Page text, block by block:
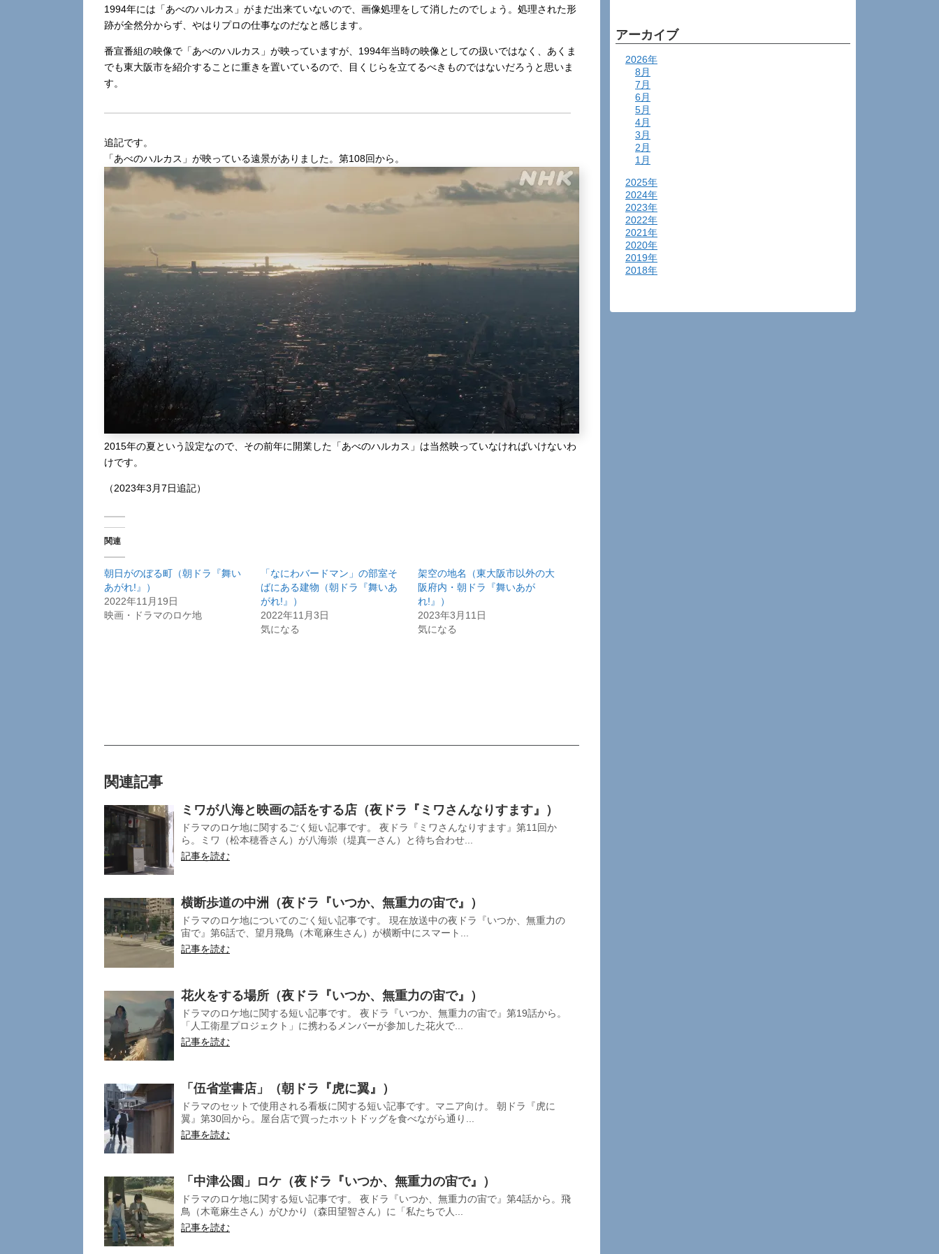
1994年には「あべのハルカス」がまだ出来ていないので、画像処理をして消したのでしょう。処理された形
跡が全然分からず、やはりプロの仕事なのだなと感じます。
番宣番組の映像で「あべのハルカス」が映っていますが、1994年当時の映像としての扱いではなく、あくま
でも東大阪市を紹介することに重きを置いているので、目くじらを立てるべきものではないだろうと思いま
す。
追記です。
「あべのハルカス」が映っている遠景がありました。第108回から。
2015年の夏という設定なので、その前年に開業した「あべのハルカス」は当然映っていなければいけないわ
けです。
（2023年3月7日追記）
関連
朝日がのぼる町（朝ドラ『舞い
あがれ!』）
2022年11月19日
映画・ドラマのロケ地
「なにわバードマン」の部室そ
ばにある建物（朝ドラ『舞いあ
がれ!』）
2022年11月3日
気になる
架空の地名（東大阪市以外の大
阪府内・朝ドラ『舞いあが
れ!』）
2023年3月11日
気になる
関連記事
ミワが八海と映画の話をする店（夜ドラ『ミワさんなりすます』）
ドラマのロケ地に関するごく短い記事です。 夜ドラ『ミワさんなりすます』第11回か
ら。ミワ（松本穂香さん）が八海崇（堤真一さん）と待ち合わせ...
記事を読む
横断歩道の中洲（夜ドラ『いつか、無重力の宙で』）
ドラマのロケ地についてのごく短い記事です。 現在放送中の夜ドラ『いつか、無重力の
宙で』第6話で、望月飛鳥（木竜麻生さん）が横断中にスマート...
記事を読む
花火をする場所（夜ドラ『いつか、無重力の宙で』）
ドラマのロケ地に関する短い記事です。 夜ドラ『いつか、無重力の宙で』第19話から。
「人工衛星プロジェクト」に携わるメンバーが参加した花火で...
記事を読む
「伍省堂書店」（朝ドラ『虎に翼』）
ドラマのセットで使用される看板に関する短い記事です。マニア向け。 朝ドラ『虎に
翼』第30回から。屋台店で買ったホットドッグを食べながら通り...
記事を読む
「中津公園」ロケ（夜ドラ『いつか、無重力の宙で』）
ドラマのロケ地に関する短い記事です。 夜ドラ『いつか、無重力の宙で』第4話から。飛
鳥（木竜麻生さん）がひかり（森田望智さん）に「私たちで人...
記事を読む
アーカイブ
2026年
8月
7月
6月
5月
4月
3月
2月
1月
2025年
2024年
2023年
2022年
2021年
2020年
2019年
2018年